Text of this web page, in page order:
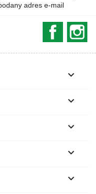
adres e-mail




